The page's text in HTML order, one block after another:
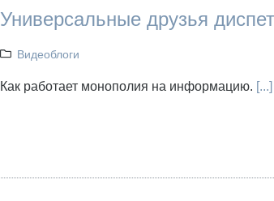
Универсальные друзья
Видеоблоги
Как работает монополия на информацию. [...]